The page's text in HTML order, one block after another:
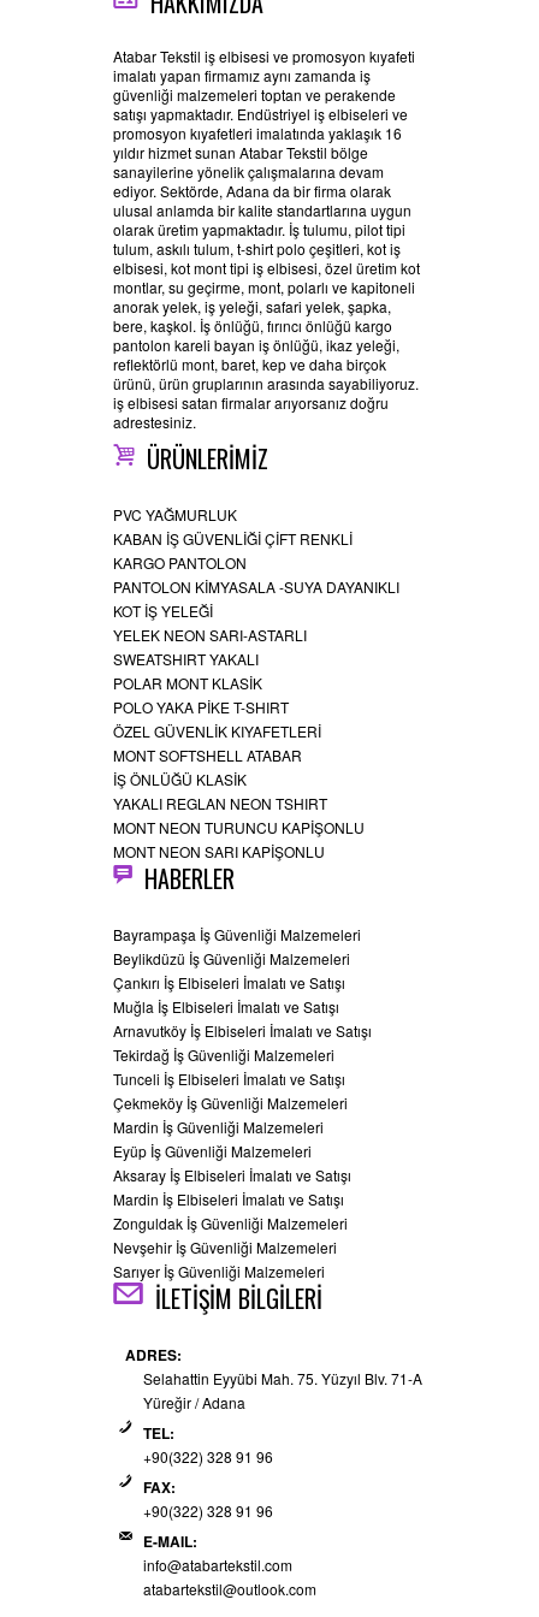
Atabar Tekstil iş elbisesi ve promosyon kıyafeti
imalatı yapan firmamız aynı zamanda iş
güvenliği malzemeleri toptan ve perakende
satışı yapmaktadır. Endüstriyel iş elbiseleri ve
promosyon kıyafetleri imalatında yaklaşık 16
yıldır hizmet sunan Atabar Tekstil bölge
sanayilerine yönelik çalışmalarına devam
ediyor. Sektörde, Adana da bir firma olarak
ulusal anlamda bir kalite standartlarına uygun
olarak üretim yapmaktadır. İş tulumu, pilot tipi
tulum, askılı tulum, t-shirt polo çeşitleri, kot iş
elbisesi, kot mont tipi iş elbisesi, özel üretim kot
montlar, su geçirme, mont, polarlı ve kapitoneli
anorak yelek, iş yeleği, safari yelek, şapka,
bere, kaşkol. İş önlüğü, fırıncı önlüğü kargo
pantolon kareli bayan iş önlüğü, ikaz yeleği,
reflektörlü mont, baret, kep ve daha birçok
ürünü, ürün gruplarının arasında sayabiliyoruz.
iş elbisesi satan firmalar arıyorsanız doğru
adrestesiniz.
ÜRÜNLERİMİZ
PVC YAĞMURLUK
KABAN İŞ GÜVENLİĞİ ÇİFT RENKLİ
KARGO PANTOLON
PANTOLON KİMYASALA -SUYA DAYANIKLI
KOT İŞ YELEĞİ
YELEK NEON SARI-ASTARLI
SWEATSHIRT YAKALI
POLAR MONT KLASİK
POLO YAKA PİKE T-SHIRT
ÖZEL GÜVENLİK KIYAFETLERİ
MONT SOFTSHELL ATABAR
İŞ ÖNLÜĞÜ KLASİK
YAKALI REGLAN NEON TSHIRT
MONT NEON TURUNCU KAPİŞONLU
MONT NEON SARI KAPİŞONLU
HABERLER
Bayrampaşa İş Güvenliği Malzemeleri
Beylikdüzü İş Güvenliği Malzemeleri
Çankırı İş Elbiseleri İmalatı ve Satışı
Muğla İş Elbiseleri İmalatı ve Satışı
Arnavutköy İş Elbiseleri İmalatı ve Satışı
Tekirdağ İş Güvenliği Malzemeleri
Tunceli İş Elbiseleri İmalatı ve Satışı
Çekmeköy İş Güvenliği Malzemeleri
Mardin İş Güvenliği Malzemeleri
Eyüp İş Güvenliği Malzemeleri
Aksaray İş Elbiseleri İmalatı ve Satışı
Mardin İş Elbiseleri İmalatı ve Satışı
Zonguldak İş Güvenliği Malzemeleri
Nevşehir İş Güvenliği Malzemeleri
Sarıyer İş Güvenliği Malzemeleri
İLETİŞİM BİLGİLERİ
ADRES:
Selahattin Eyyübi Mah. 75. Yüzyıl Blv. 71-A
Yüreğir / Adana
TEL:
+90(322) 328 91 96
FAX:
+90(322) 328 91 96
E-MAIL:
info@atabartekstil.com
atabartekstil@outlook.com